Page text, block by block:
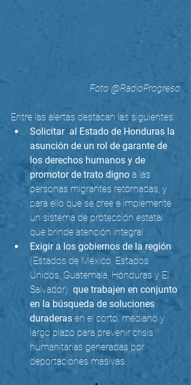
Foto @RadioProgreso
Entre las alertas destacan las siguientes:
Solicitar  al Estado de Honduras la
asunción de un rol de garante de
los derechos humanos y de
promotor de trato digno a las
personas migrantes retornadas, y
para ello que se cree e implemente
un sistema de protección estatal
que brinde atención integral.
Exigir a los gobiernos de la región
(Estados de México, Estados
Unidos, Guatemala, Honduras y El
Salvador) que trabajen en conjunto
en la búsqueda de soluciones
duraderas en el corto, mediano y
largo plazo para prevenir crisis
humanitarias generadas por
deportaciones masivas.